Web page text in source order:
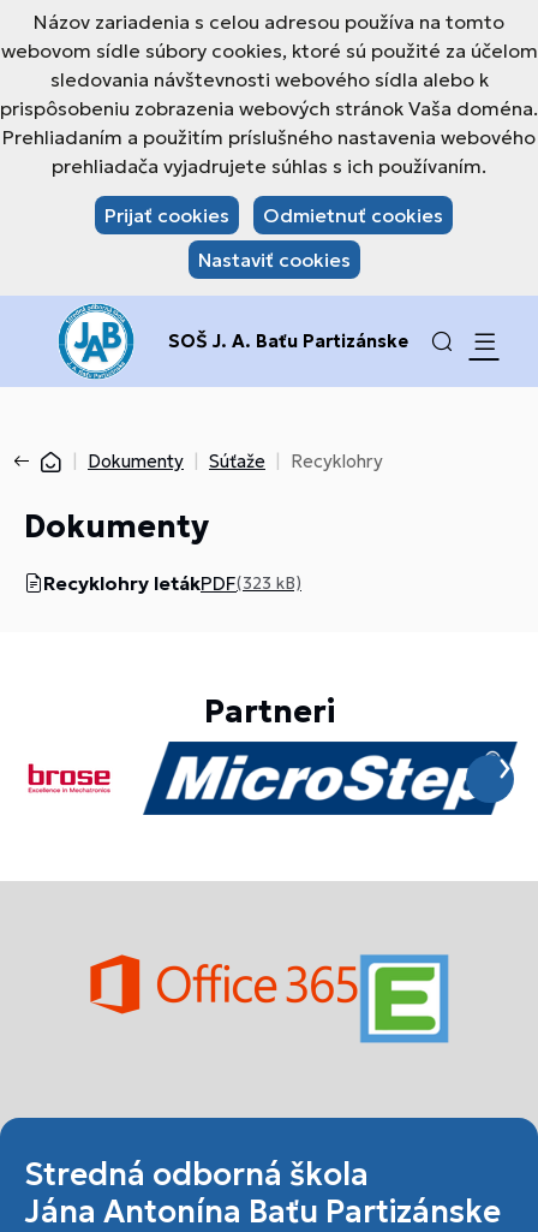
Názov zariadenia s celou adresou používa na tomto
webovom sídle súbory cookies, ktoré sú použité za účelom
sledovania návštevnosti webového sídla alebo k
prispôsobeniu zobrazenia webových stránok Vaša doména.
Prehliadaním a použitím príslušného nastavenia webového
prehliadača vyjadrujete súhlas s ich používaním.
Prijať cookies
Odmietnuť cookies
Nastaviť cookies
SOŠ J. A. Baťu Partizánske
Dokumenty Súťaže Recyklohry
Dokumenty
Recyklohry letákPDF(323 kB)
Partneri
Stredná odborná škola
Jána Antonína Baťu Partizánske